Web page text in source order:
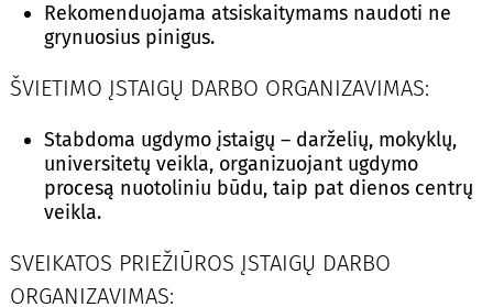
Rekomenduojama atsiskaitymams naudoti ne
grynuosius pinigus.
ŠVIETIMO ĮSTAIGŲ DARBO ORGANIZAVIMAS:
Stabdoma ugdymo įstaigų – darželių, mokyklų,
universitetų veikla, organizuojant ugdymo
procesą nuotoliniu būdu, taip pat dienos centrų
veikla.
SVEIKATOS PRIEŽIŪROS ĮSTAIGŲ DARBO
ORGANIZAVIMAS: